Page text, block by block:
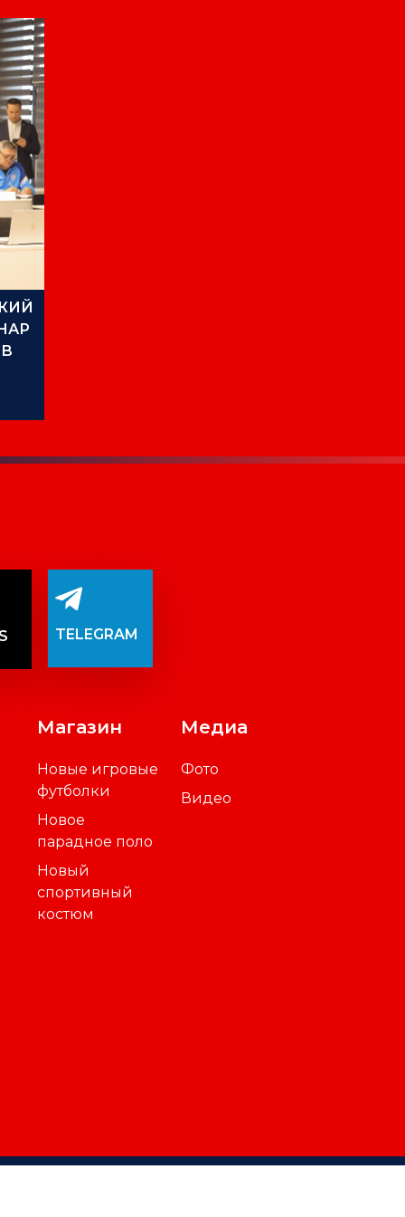
TELEGRAM
Магазин
Новые игровые
футболки
Новое
парадное поло
Новый
спортивный
костюм
Медиа
Фото
Видео